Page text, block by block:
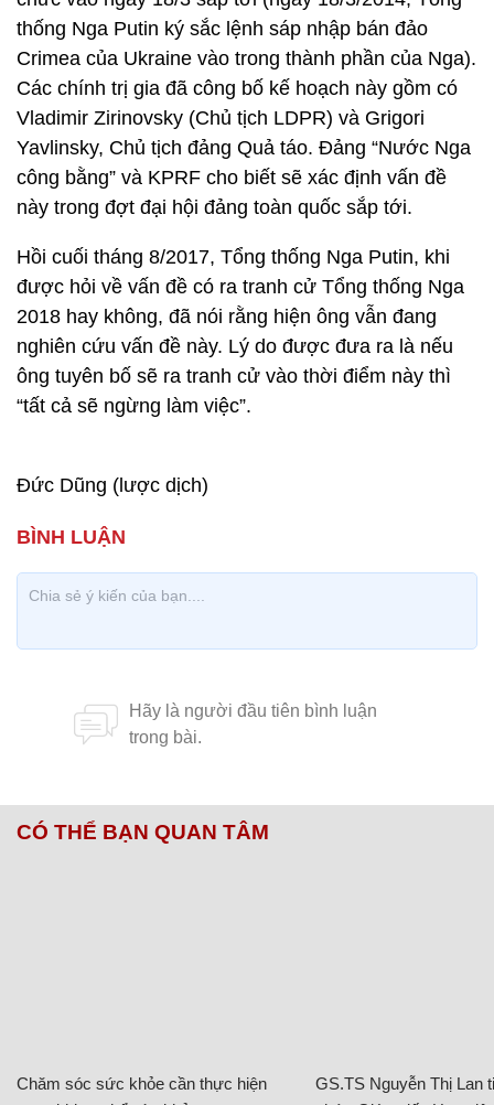
thống Nga Putin ký sắc lệnh sáp nhập bán đảo
Crimea của Ukraine vào trong thành phần của Nga).
Các chính trị gia đã công bố kế hoạch này gồm có
Vladimir Zirinovsky (Chủ tịch LDPR) và Grigori
Yavlinsky, Chủ tịch đảng Quả táo. Đảng “Nước Nga
công bằng” và KPRF cho biết sẽ xác định vấn đề
này trong đợt đại hội đảng toàn quốc sắp tới.
Hồi cuối tháng 8/2017, Tổng thống Nga Putin, khi
được hỏi về vấn đề có ra tranh cử Tổng thống Nga
2018 hay không, đã nói rằng hiện ông vẫn đang
nghiên cứu vấn đề này. Lý do được đưa ra là nếu
ông tuyên bố sẽ ra tranh cử vào thời điểm này thì
“tất cả sẽ ngừng làm việc”.
Đức Dũng (lược dịch)
CÓ THỂ BẠN QUAN TÂM
Chăm sóc sức khỏe cần thực hiện
GS.TS Nguyễn Thị Lan